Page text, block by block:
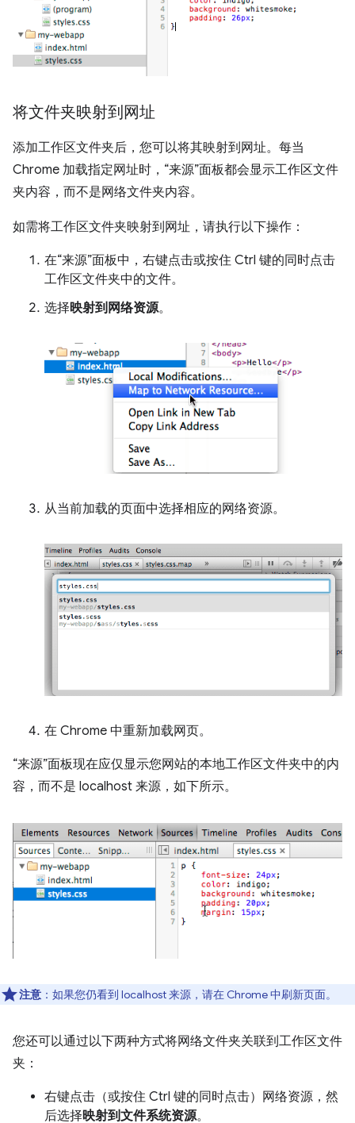
将文件夹映射到网址
添加工作区文件夹后，您可以将其映射到网址。每当
Chrome 加载指定网址时，“来源”面板都会显示工作区文件
夹内容，而不是网络文件夹内容。
如需将工作区文件夹映射到网址，请执行以下操作：
在“来源”面板中，右键点击或按住 Ctrl 键的同时点击
工作区文件夹中的文件。
选择映射到网络资源。
从当前加载的页面中选择相应的网络资源。
在 Chrome 中重新加载网页。
“来源”面板现在应仅显示您网站的本地工作区文件夹中的内
容，而不是 localhost 来源，如下所示。
注意 ：如果您仍看到 localhost 来源，请在 Chrome 中刷新页面。
您还可以通过以下两种方式将网络文件夹关联到工作区文件
夹：
右键点击（或按住 Ctrl 键的同时点击）网络资源，然
后选择映射到文件系统资源。